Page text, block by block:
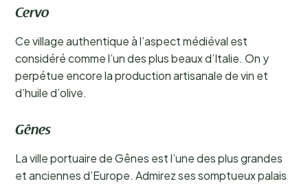
Cervo
Ce village authentique à l’aspect médiéval est
considéré comme l’un des plus beaux d’Italie. On y
perpétue encore la production artisanale de vin et
d’huile d’olive.
Gênes
La ville portuaire de Gênes est l’une des plus grandes
et anciennes d’Europe. Admirez ses somptueux palais